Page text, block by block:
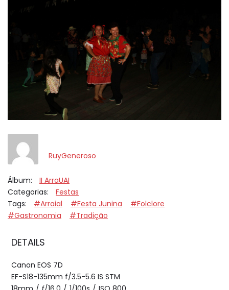
RuyGeneroso
Álbum:
II ArraUAI
Categorias:
Festas
Tags:
#Arraial #Festa Junina
#Folclore
#Gastronomia
#Tradição
DETAILS
Canon EOS 7D
EF-S18-135mm f/3.5-5.6 IS STM